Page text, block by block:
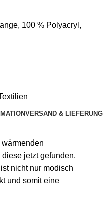
100 % Polyacryl,
VERSAND & LIEFERUNG
jetzt gefunden.
nicht nur modisch
und somit eine